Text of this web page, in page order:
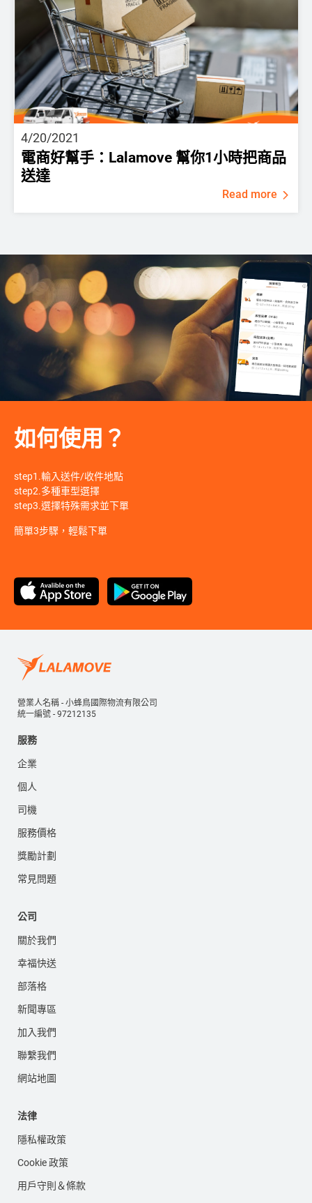
4/20/2021
電商好幫手：Lalamove 幫你1小時把商品
送達
Read more
如何使用？
step1.輸入送件/收件地點
step2.多種車型選擇
step3.選擇特殊需求並下單
簡單3步驟，輕鬆下單
營業人名稱 - 小蜂鳥國際物流有限公司
統一編號 - 97212135
服務
企業
個人
司機
服務價格
獎勵計劃
常見問題
公司
關於我們
幸福快送
部落格
新聞專區
加入我們
聯繫我們
網站地圖
法律
隱私權政策
Cookie 政策
用戶守則＆條款